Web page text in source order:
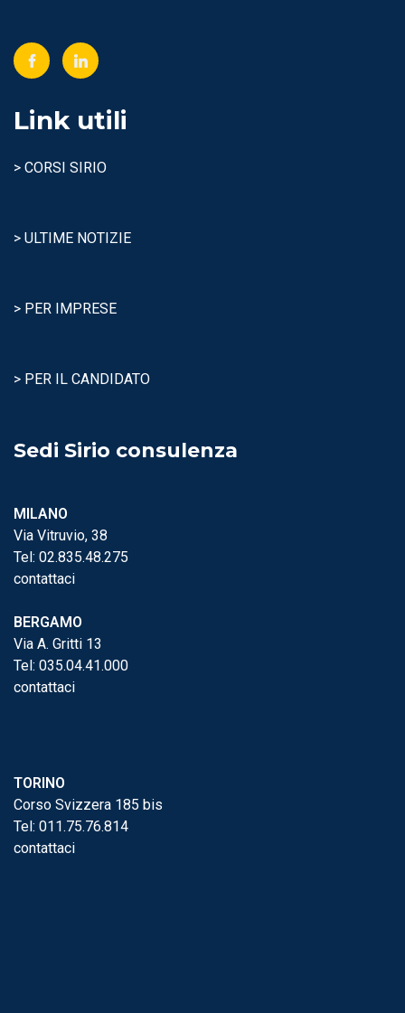
Link utili
> CORSI SIRIO
> ULTIME NOTIZIE
> PER IMPRESE
> PER IL CANDIDATO
Sedi Sirio consulenza
MILANO
Via Vitruvio, 38
Tel: 02.835.48.275
contattaci
BERGAMO
Via A. Gritti 13
Tel: 035.04.41.000
contattaci
TORINO
Corso Svizzera 185 bis
Tel: 011.75.76.814
contattaci